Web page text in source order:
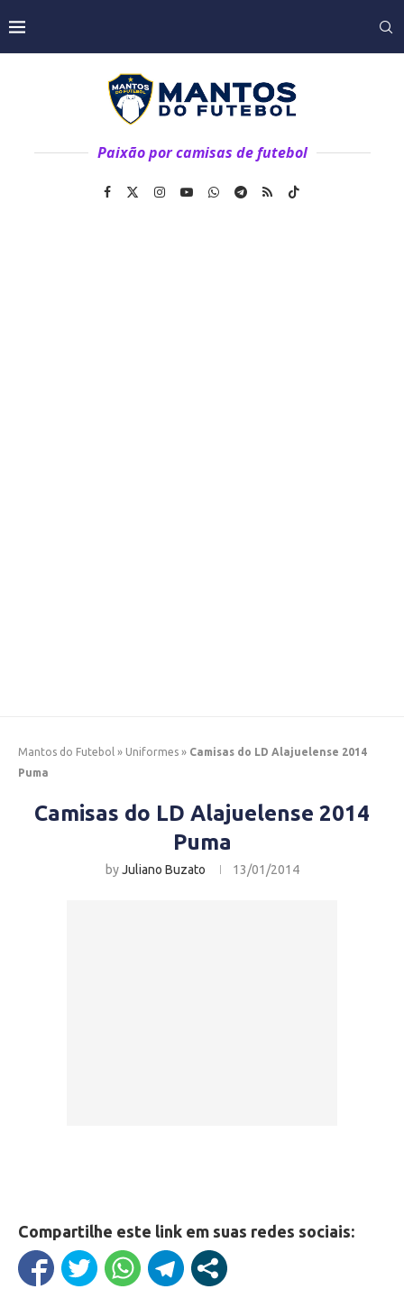
Paixão por camisas de futebol
Mantos do Futebol » Uniformes » Camisas do LD Alajuelense 2014
Puma
Camisas do LD Alajuelense 2014
Puma
byJuliano Buzato 13/01/2014
Compartilhe este link em suas redes sociais: